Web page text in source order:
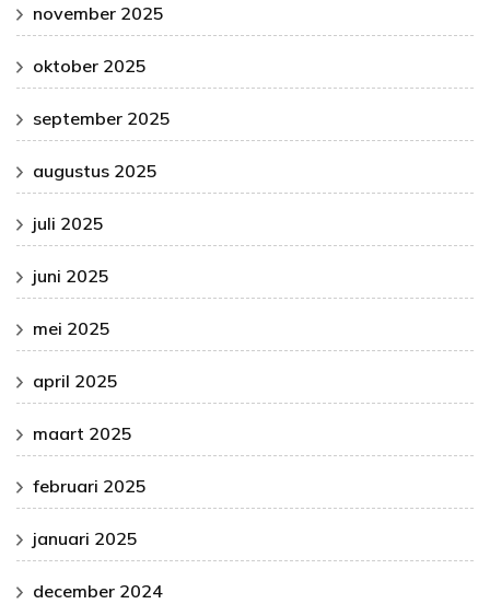
november 2025
oktober 2025
september 2025
augustus 2025
juli 2025
juni 2025
mei 2025
april 2025
maart 2025
februari 2025
januari 2025
december 2024